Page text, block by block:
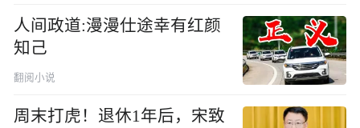
人间政道:漫漫仕途幸有红颜
知己
翻阅小说
周末打虎！退休1年后，宋致